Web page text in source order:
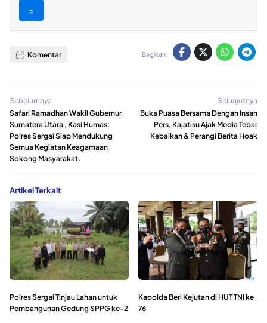
=
Komentar Bagikan:
Sebelumnya
Safari Ramadhan Wakil Gubernur
Sumatera Utara , Kasi Humas:
Polres Sergai Siap Mendukung
Semua Kegiatan Keagamaan
Sokong Masyarakat.
Selanjutnya
Buka Puasa Bersama Dengan Insan
Pers, Kajatisu Ajak Media Tebar
Kebaikan & Perangi Berita Hoak
Artikel Terkait
Polres Sergai Tinjau Lahan untuk
Pembangunan Gedung SPPG ke-2
Kapolda Beri Kejutan di HUT TNI ke
76